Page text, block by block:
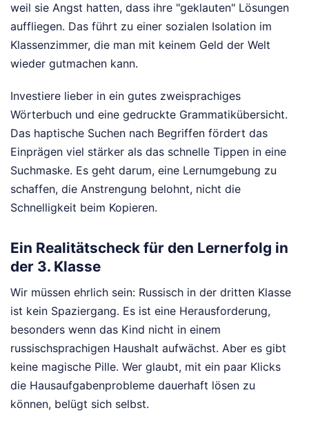
weil sie Angst hatten, dass ihre "geklauten" Lösungen
auffliegen. Das führt zu einer sozialen Isolation im
Klassenzimmer, die man mit keinem Geld der Welt
wieder gutmachen kann.
Investiere lieber in ein gutes zweisprachiges
Wörterbuch und eine gedruckte Grammatikübersicht.
Das haptische Suchen nach Begriffen fördert das
Einprägen viel stärker als das schnelle Tippen in eine
Suchmaske. Es geht darum, eine Lernumgebung zu
schaffen, die Anstrengung belohnt, nicht die
Schnelligkeit beim Kopieren.
Ein Realitätscheck für den Lernerfolg in
der 3. Klasse
Wir müssen ehrlich sein: Russisch in der dritten Klasse
ist kein Spaziergang. Es ist eine Herausforderung,
besonders wenn das Kind nicht in einem
russischsprachigen Haushalt aufwächst. Aber es gibt
keine magische Pille. Wer glaubt, mit ein paar Klicks
die Hausaufgabenprobleme dauerhaft lösen zu
können, belügt sich selbst.